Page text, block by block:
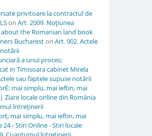
privitoare la contractul de
on Art. 2009. Noţiunea
the Romanian land book
Buchareston Art. 902. Actele
a unui proces;
in Timisoara cabinet Mirela
sau faptele supuse notării
mai simplu, mai ieftin, mai
| Ziare locale online din România
întreţinerii
mai simplu, mai ieftin, mai
- Stiri Online - Stiri locale